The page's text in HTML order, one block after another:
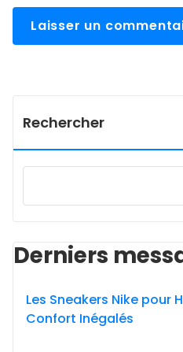
Rechercher
Derniers
Les Sneakers Nike pour
Confort Inégalés